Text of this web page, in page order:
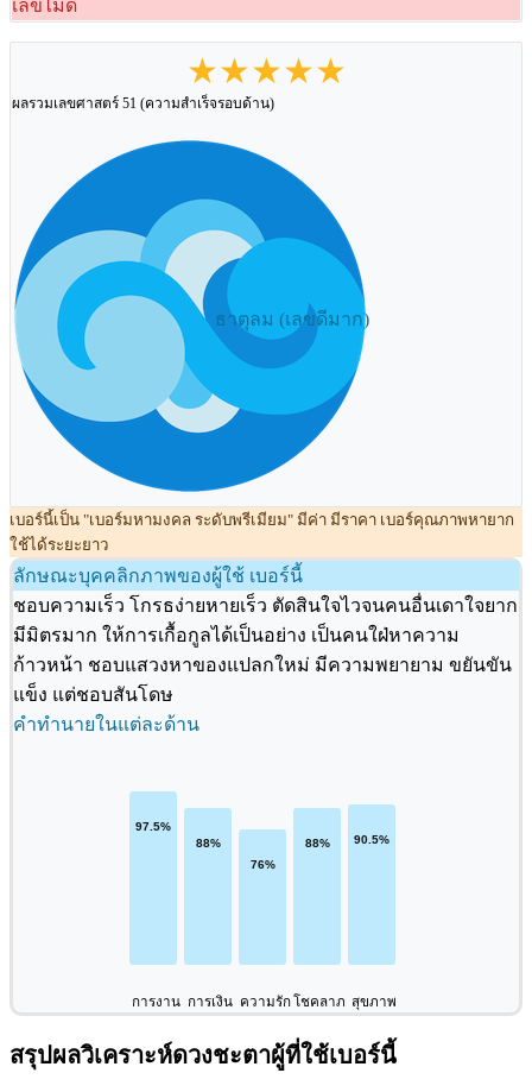
เลขไม่ดี
★★★★★
ผลรวมเลขศาสตร์ 51 (ความสำเร็จรอบด้าน)
ธาตุลม (เลขดีมาก)
เบอร์นี้เป็น "เบอร์มหามงคล ระดับพรีเมียม" มีค่า มีราคา เบอร์คุณภาพหายาก
ใช้ได้ระยะยาว
ลักษณะบุคคลิกภาพของผู้ใช้ เบอร์นี้
ชอบความเร็ว โกรธง่ายหายเร็ว ตัดสินใจไวจนคนอื่นเดาใจยาก
มีมิตรมาก ให้การเกื้อกูลได้เป็นอย่าง เป็นคนใฝ่หาความ
ก้าวหน้า ชอบแสวงหาของแปลกใหม่ มีความพยายาม ขยันขัน
แข็ง แต่ชอบสันโดษ
คำทำนายในแต่ละด้าน
การงาน การเงิน ความรักโชคลาภ สุขภาพ
สรุปผลวิเคราะห์ดวงชะตาผู้ที่ใช้เบอร์นี้